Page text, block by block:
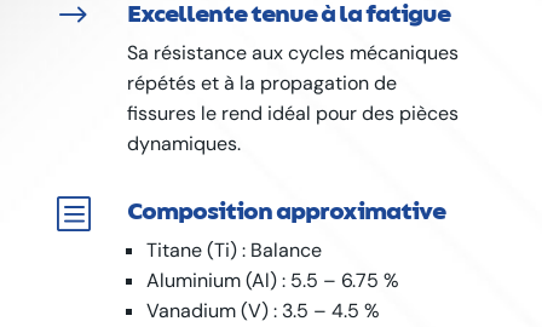
$ Excellente tenue à la fatigue
Sa résistance aux cycles mécaniques
répétés et à la propagation de
fissures le rend idéal pour des pièces
dynamiques.
b Composition approximative
Titane (Ti) : Balance
Aluminium (Al) : 5.5 – 6.75 %
Vanadium (V) : 3.5 – 4.5 %